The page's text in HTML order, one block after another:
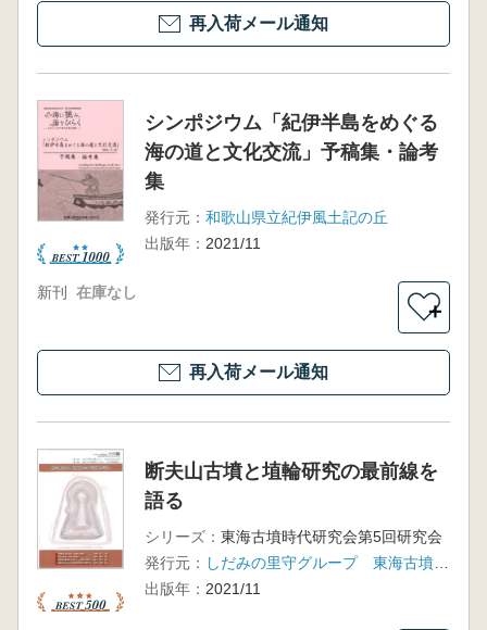
再入荷メール通知
シンポジウム「紀伊半島をめぐる
海の道と文化交流」予稿集・論考
集
発行元： 和歌山県立紀伊風土記の丘
出版年： 2021/11
新刊 在庫なし
＋
再入荷メール通知
断夫山古墳と埴輪研究の最前線を
語る
シリーズ： 東海古墳時代研究会第5回研究会
発行元：
しだみの里守グループ 東海古墳時代研究会
出版年： 2021/11